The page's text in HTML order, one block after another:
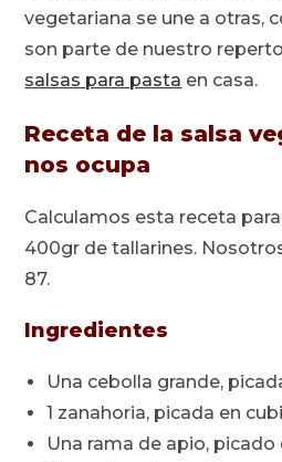
vegetariana se une a otras,
son parte de nuestro
salsas para pasta en casa.
Receta de la salsa
nos ocupa
Calculamos esta receta
400gr de tallarines.
87.
Ingredientes
Una cebolla grande,
1 zanahoria, picada en
Una rama de apio, picado